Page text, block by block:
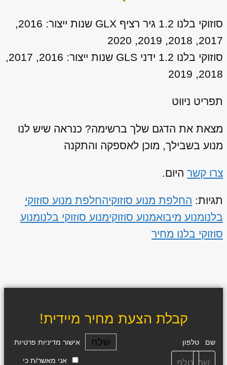
סוזוקי בלנו 1.2 גיר רציף GLX שנות ייצור: 2016,
2017, 2018, 2019, 2020
סוזוקי בלנו 1.2 ידני GLS שנות ייצור: 2016, 2017,
2018, 2019
תפריט ניווט
מצאת את הדגם שלך ברשימה? כנראה שיש לנו
מנוע בשבילך, מוכן לאספקה והתקנה
צרו קשר היום.
תגיות: החלפת מנוע סוזוקיהחלפת מנוע סוזוקי
בלנומנוע מיבואמנוע סוזוקימנוע סוזוקי בלנומנוע
סוזוקי בלנו מחיר
קבלת הצעת מחיר מיידית!
שם טלפון אישור מדיניות פרטיות
אני מאשר/ת כי
שלח